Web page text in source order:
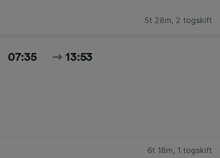
5t 28m, 2 togskift
07:35 13:53
6t 18m, 1 togskift